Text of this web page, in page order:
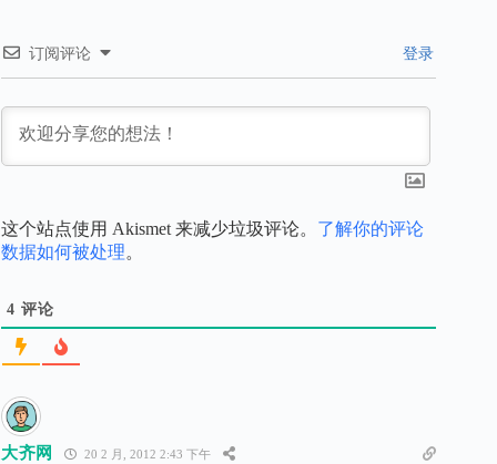
订阅评论 登录
这个站点使用 Akismet 来减少垃圾评论。 了解你的评论
数据如何被处理。
4 评论
大齐网 20 2 月, 2012 2:43 下午